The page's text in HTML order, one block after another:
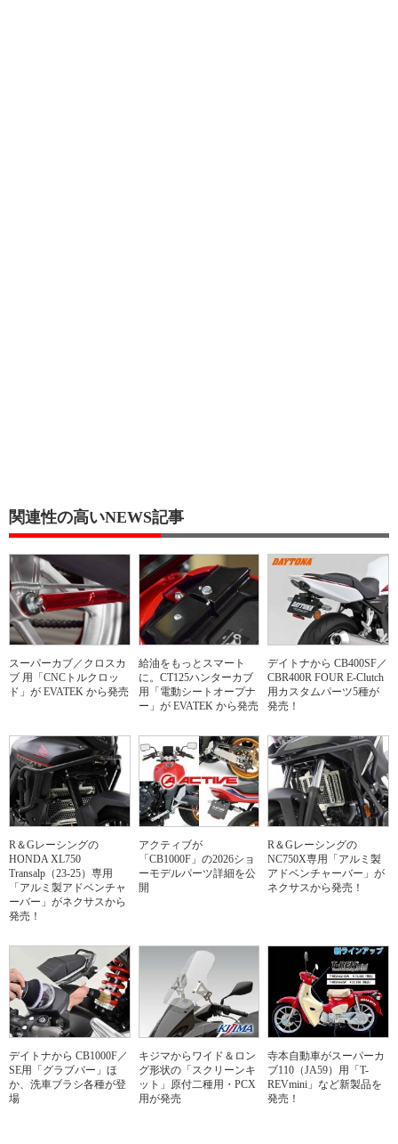
関連性の高いNEWS記事
スーパーカブ／クロスカ
ブ 用「CNCトルクロッ
ド」が EVATEK から発売
給油をもっとスマート
に。CT125ハンターカブ
用「電動シートオープナ
ー」が EVATEK から発売
デイトナから CB400SF／
CBR400R FOUR E-Clutch
用カスタムパーツ5種が
発売！
R＆Gレーシングの
HONDA XL750
Transalp（23-25）専用
「アルミ製アドベンチャ
ーバー」がネクサスから
発売！
アクティブが
「CB1000F」の2026ショ
ーモデルパーツ詳細を公
開
R＆Gレーシングの
NC750X専用「アルミ製
アドベンチャーバー」が
ネクサスから発売！
デイトナから CB1000F／
SE用「グラブバー」ほ
か、洗車ブラシ各種が登
場
キジマからワイド＆ロン
グ形状の「スクリーンキ
ット」原付二種用・PCX
用が発売
寺本自動車がスーパーカ
ブ110（JA59）用「T-
REVmini」など新製品を
発売！